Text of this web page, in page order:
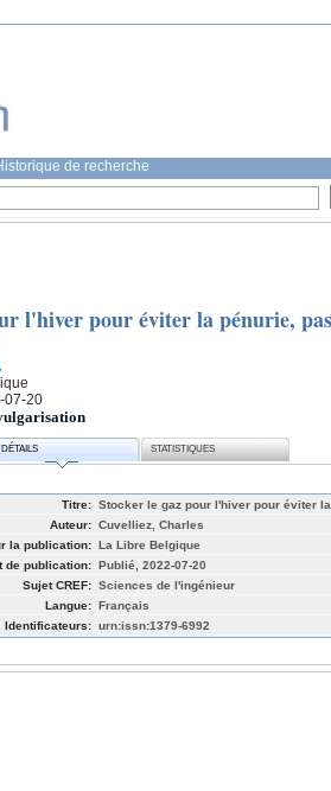
de recherche
l'hiver pour éviter la pénurie,
07-20
DÉTAILS STATISTIQUES
Titre: Stocker le gaz pour l'hiver pour éviter
Auteur: Cuvelliez, Charles
la publication: La Libre Belgique
de publication: Publié, 2022-07-20
Sujet CREF: Sciences de l'ingénieur
Langue: Français
Identificateurs: urn:issn:1379-6992